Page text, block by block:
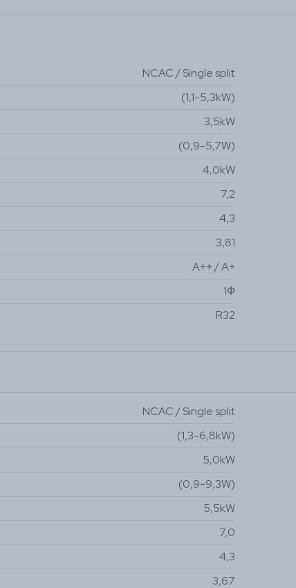
NCAC / Single split
(1,1-5,3kW)
3,5kW
(0,9-5,7W)
4,0kW
7,2
4,3
3,81
A++ / A+
1Ф
R32
NCAC / Single split
(1,3-6,8kW)
5,0kW
(0,9-9,3W)
5,5kW
7,0
4,3
3,67